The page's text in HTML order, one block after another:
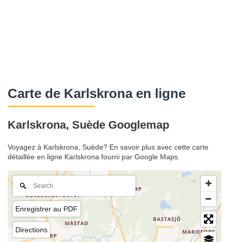
Сarte de Karlskrona en ligne
Karlskrona, Suède Googlemap
Voyagez à Karlskrona, Suède? En savoir plus avec cette carte
détaillée en ligne Karlskrona fourni par Google Maps.
Enregistrer au PDF
Directions